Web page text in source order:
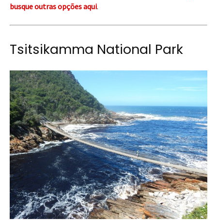
busque outras opções aqui.
Tsitsikamma National Park